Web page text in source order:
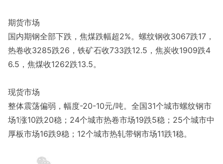
期货市场
国内期钢全部下跌，焦煤跌幅超2%。螺纹钢收3067跌17，
热卷收3285跌26，铁矿石收733跌12.5，焦炭收1909跌4
6.5，焦煤收1262跌13.5。
现货市场
整体震荡偏弱，幅度-20-10元/吨。全国31个城市螺纹钢市
场1涨10跌20稳；24个城市热卷市场19跌5稳；25个城市中
厚板市场16跌9稳；12个城市热轧带钢市场11跌1稳。